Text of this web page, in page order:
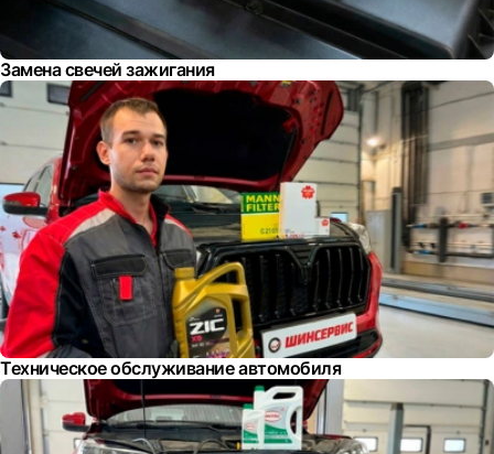
Замена свечей зажигания
Техническое обслуживание автомобиля